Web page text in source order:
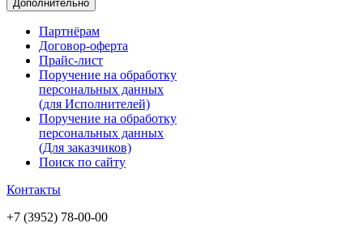
Дополнительно
Партнёрам
Договор-оферта
Прайс-лист
Поручение на обработку
персональных данных
(для Исполнителей)
Поручение на обработку
персональных данных
(Для заказчиков)
Поиск по сайту
Контакты
+7 (3952) 78-00-00